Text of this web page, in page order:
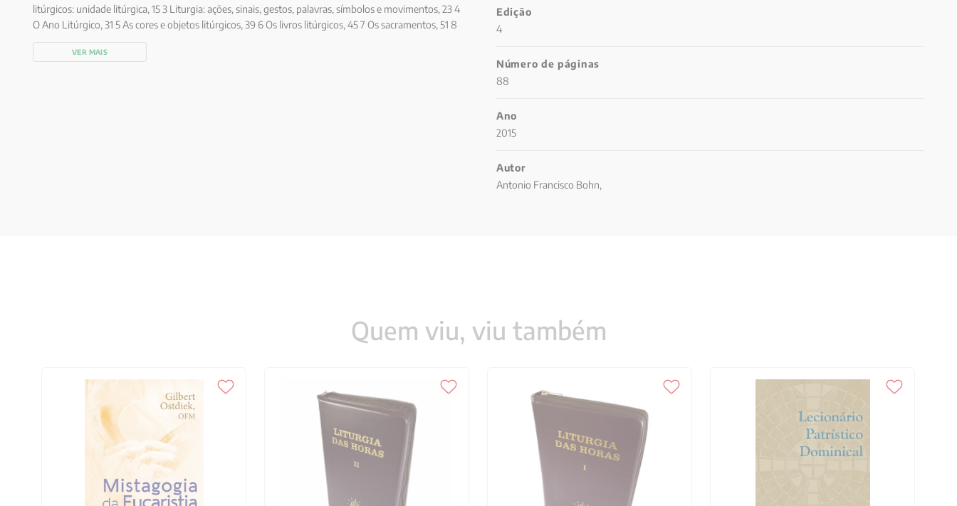
litúrgicos: unidade litúrgica, 15 3 Liturgia: ações, sinais, gestos, palavras, símbolos e movimentos, 23 4
O Ano Litúrgico, 31 5 As cores e objetos litúrgicos, 39 6 Os livros litúrgicos, 45 7 Os sacramentos, 51 8
Eucaristia: fundamentos bíblico-teológicos, 63 9 Eucaristia: nomes e significados, 67 10 Eucaristia e
compromisso – O atendimento pastoral, 73 Referências, 81 Índice, 83
VER MAIS
Edição
4
Número de páginas
88
Ano
2015
Autor
Antonio Francisco Bohn,
Quem viu, viu também